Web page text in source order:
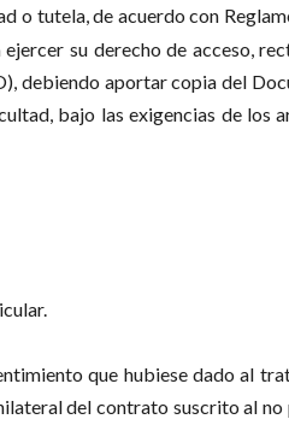
o tutela, de acuerdo con
su derecho de acceso,
debiendo aportar copia del
bajo las exigencias de los
que hubiese dado al
del contrato suscrito al no